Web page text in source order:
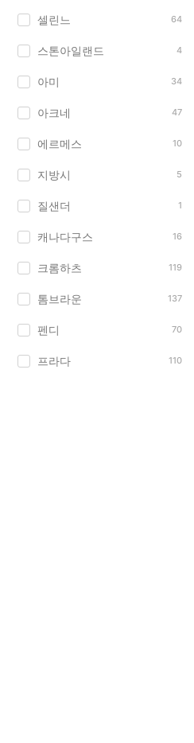
셀린느 64
스톤아일랜드 4
아미 34
아크네 47
에르메스 10
지방시 5
질샌더 1
캐나다구스 16
크롬하츠 119
톰브라운 137
펜디 70
프라다 110